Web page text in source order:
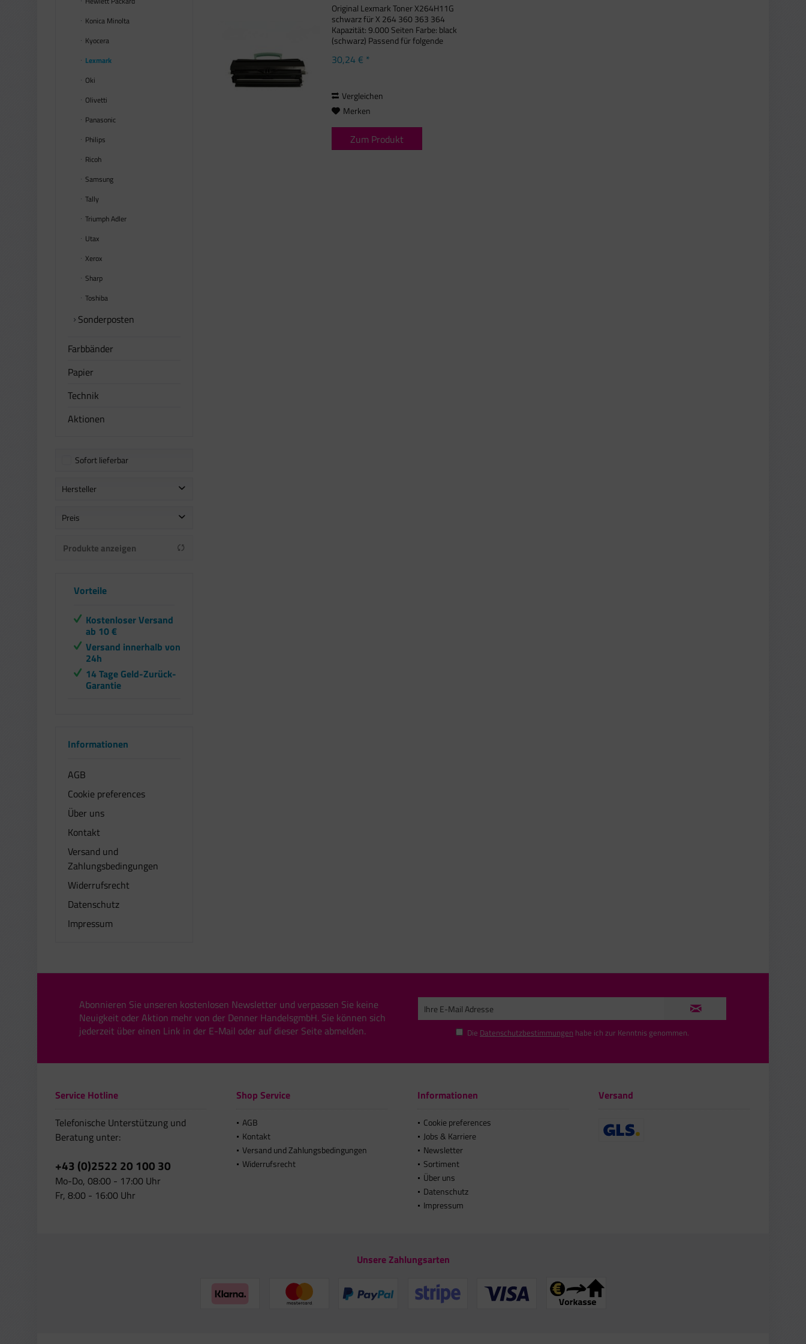
Konica Minolta
Kyocera
Lexmark
Oki
Olivetti
Panasonic
Philips
Ricoh
Samsung
Tally
Triumph Adler
Utax
Xerox
Sharp
Toshiba
Sonderposten
Farbbänder
Papier
Technik
Aktionen
Sofort lieferbar
Hersteller
Lexmark
Preis
bis
Produkte anzeigen
Vorteile
Kostenloser Versand
ab 10 €
Versand innerhalb von
24h
14 Tage Geld-Zurück-
Garantie
Informationen
AGB
Cookie preferences
Über uns
Kontakt
Versand und
Zahlungsbedingungen
Widerrufsrecht
Datenschutz
Impressum
Original Lexmark Toner X264H11G
schwarz für X 264 360 363 364
Kapazität: 9.000 Seiten Farbe: black
(schwarz) Passend für folgende
Lexmark X 360 Series, Lexmark X 363
30,24 € *
Vergleichen
Merken
Zum Produkt
Abonnieren Sie unseren kostenlosen Newsletter und verpassen Sie keine
Neuigkeit oder Aktion mehr von der Denner HandelsgmbH. Sie können sich
jederzeit über einen Link in der E-Mail oder auf dieser Seite abmelden.
Die Datenschutzbestimmungen habe ich zur Kenntnis genommen.
Service Hotline
Telefonische Unterstützung und
Beratung unter:
+43 (0)2522 20 100 30
Mo-Do, 08:00 - 17:00 Uhr
Fr, 8:00 - 16:00 Uhr
Shop Service
AGB
Kontakt
Versand und Zahlungsbedingungen
Widerrufsrecht
Informationen
Cookie preferences
Jobs & Karriere
Newsletter
Sortiment
Über uns
Datenschutz
Impressum
Versand
Unsere Zahlungsarten